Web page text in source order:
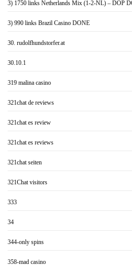
3) 1750 links Netherlands Mix (1-2-NL) – DOP
3) 990 links Brazil Casino DONE
30. rudolfhundstorfer.at
30.10.1
319 malina casino
321chat de reviews
321chat es review
321chat es reviews
321chat seiten
321Chat visitors
333
34
344-only spins
358-mad casino